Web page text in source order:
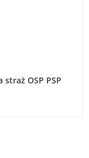
straż OSP PSP